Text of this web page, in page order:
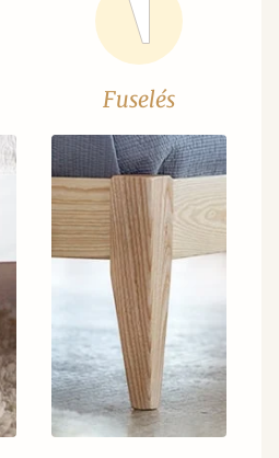
Fuselés